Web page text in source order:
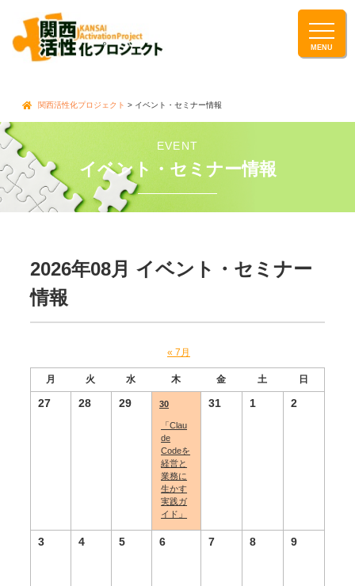
関西活性化プロジェクト > イベント・セミナー情報
EVENT
イベント・セミナー情報
2026年08月 イベント・セミナー
情報
l
« 7月
月 火 水 木 金 土 日
27 28 29 30
「Clau
de
Codeを
経営と
業務に
生かす
実践ガ
イド」
31 1 2
3 4 5 6 7 8 9